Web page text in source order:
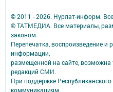
© 2011 - 2026. Нурлат-⁠информ.
© ТАТМЕДИА. Все материалы,
законом.
Перепечатка, воспроизведение
информации,
размещенной на сайте, возможна
редакций СМИ.
При поддержке
коммуникациям.